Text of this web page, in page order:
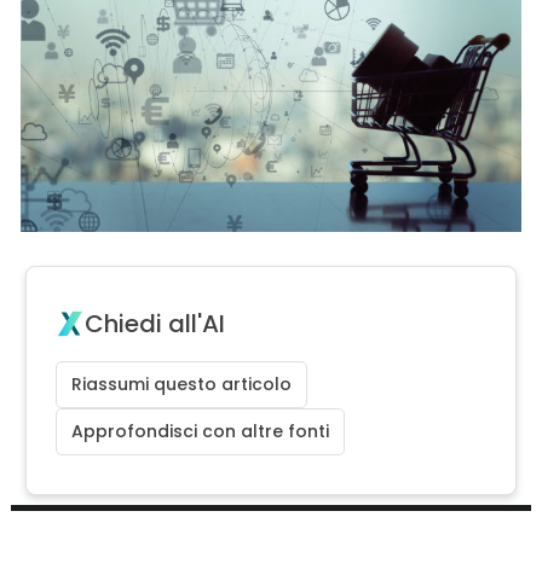
Chiedi all'AI
Riassumi questo articolo
Approfondisci con altre fonti